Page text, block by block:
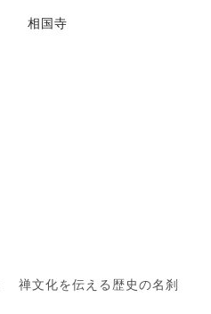
相国寺
禅文化を伝える歴史の名刹